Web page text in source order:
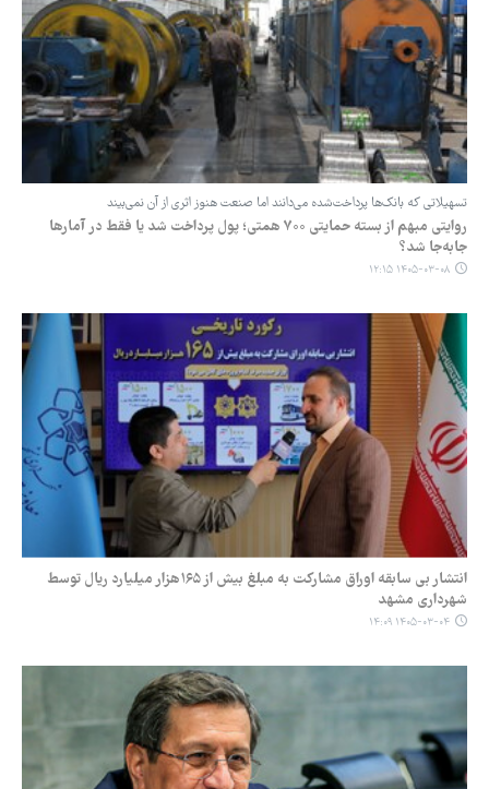
تسهیلاتی که بانک‌ها پرداخت‌شده می‌دانند اما صنعت هنوز اثری از آن نمی‌بیند
روایتی مبهم از بسته حمایتی ۷۰۰ همتی؛ پول پرداخت شد یا فقط در آمارها
جابه‌جا شد؟
۱۴۰۵-۰۳-۰۸ ۱۲:۱۵
انتشار بی سابقه اوراق مشارکت به مبلغ بیش از ۱۶۵هزار میلیارد ریال توسط
شهرداری مشهد
۱۴۰۵-۰۳-۰۴ ۱۴:۰۹